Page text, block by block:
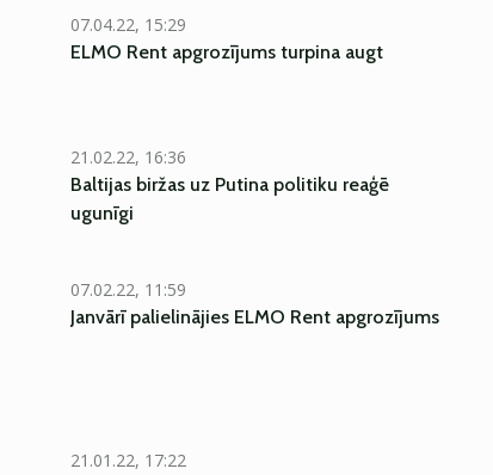
07.04.22, 15:29
ELMO Rent apgrozījums turpina augt
21.02.22, 16:36
Baltijas biržas uz Putina politiku reaģē
ugunīgi
07.02.22, 11:59
Janvārī palielinājies ELMO Rent apgrozījums
21.01.22, 17:22